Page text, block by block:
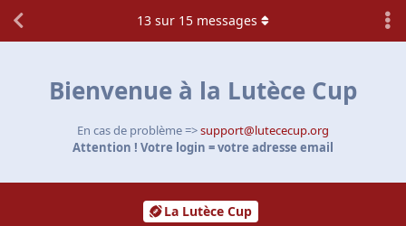
Bienvenue à la Lutèce Cup
En cas de problème =>support@lutececup.org
Attention ! Votre login = votre adresse email
La Lutèce Cup
13 sur 15 messages